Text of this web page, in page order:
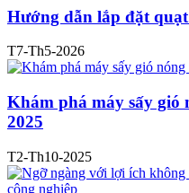
Hướng dẫn lắp đặt
T7-Th5-2026
Khám phá máy sấy gió
2025
T2-Th10-2025